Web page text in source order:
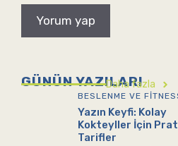
GÜNÜN YAZILARI
Daha fazla
BESLENME VE
Yazın Keyfi: Kolay
Kokteyller İçin
Tarifler